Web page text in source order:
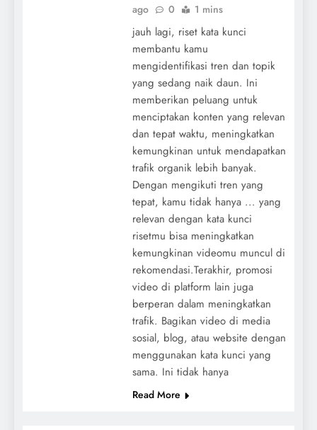
ago
0 1 mins
jauh lagi, riset kata kunci
membantu kamu
mengidentifikasi tren dan topik
yang sedang naik daun. Ini
memberikan peluang untuk
menciptakan konten yang relevan
dan tepat waktu, meningkatkan
kemungkinan untuk mendapatkan
trafik organik lebih banyak.
Dengan mengikuti tren yang
tepat, kamu tidak hanya ... yang
relevan dengan kata kunci
risetmu bisa meningkatkan
kemungkinan videomu muncul di
rekomendasi.Terakhir, promosi
video di platform lain juga
berperan dalam meningkatkan
trafik. Bagikan video di media
sosial, blog, atau website dengan
menggunakan kata kunci yang
sama. Ini tidak hanya
Read More